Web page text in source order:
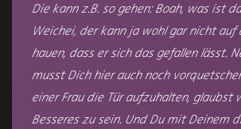
Die kann z.B. so gehen: Boah, was ist
Weichei, der kann ja wohl gar nicht auf
hauen, dass er sich das gefallen lässt.
musst Dich hier auch noch
einer Frau die Tür aufzuhalten, glaubst
Besseres zu sein. Und Du mit Deinem